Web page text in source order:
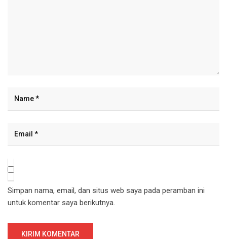
Simpan nama, email, dan situs web saya pada peramban ini
untuk komentar saya berikutnya.